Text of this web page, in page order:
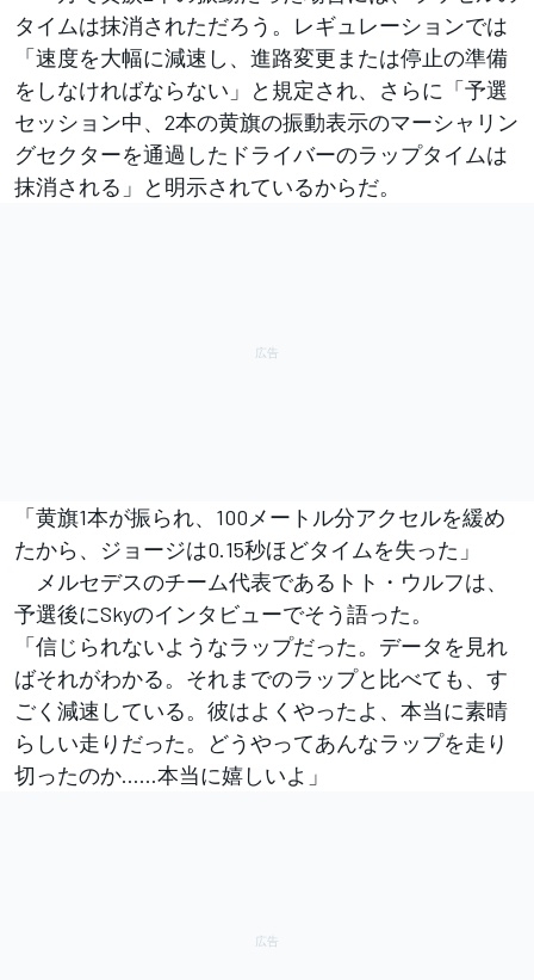
タイムは抹消されただろう。レギュレーションでは
「速度を大幅に減速し、進路変更または停止の準備
をしなければならない」と規定され、さらに「予選
セッション中、2本の黄旗の振動表示のマーシャリン
グセクターを通過したドライバーのラップタイムは
抹消される」と明示されているからだ。
「黄旗1本が振られ、100メートル分アクセルを緩め
たから、ジョージは0.15秒ほどタイムを失った」
メルセデスのチーム代表であるトト・ウルフは、
予選後にSkyのインタビューでそう語った。
「信じられないようなラップだった。データを見れ
ばそれがわかる。それまでのラップと比べても、す
ごく減速している。彼はよくやったよ、本当に素晴
らしい走りだった。どうやってあんなラップを走り
切ったのか……本当に嬉しいよ」